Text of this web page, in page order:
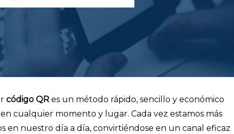
código QR es un método rápido, sencillo y económico
cualquier momento y lugar. Cada vez estamos más
en nuestro día a día, convirtiéndose en un canal eficaz